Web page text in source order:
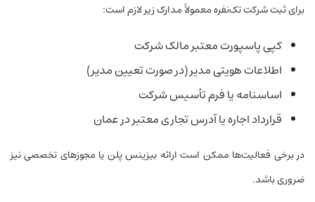
برای ثبت شرکت تک‌نفره معمولاً مدارک زیر لازم است:
کپی پاسپورت معتبر مالک شرکت
اطلاعات هویتی مدیر (در صورت تعیین مدیر)
اساسنامه یا فرم تأسیس شرکت
قرارداد اجاره یا آدرس تجاری معتبر در عمان
در برخی فعالیت‌ها ممکن است ارائه بیزینس پلن یا مجوزهای تخصصی نیز
ضروری باشد.